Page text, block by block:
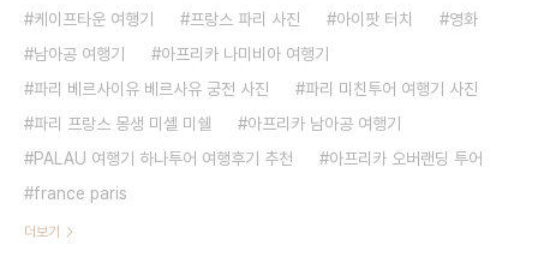
케이프타운 여행기
프랑스 파리 사진 아이팟 터치
영화
남아공 여행기
아프리카 나미비아 여행기
파리 베르사이유 베르사유 궁전 사진
파리 미친투어 여행기 사진
파리 프랑스 몽생 미셸 미쉘
아프리카 남아공 여행기
PALAU 여행기 하나투어 여행후기 추천
아프리카 오버랜딩 투어
france paris
더보기